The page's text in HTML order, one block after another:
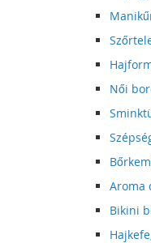
Női
Aroma
Bikini